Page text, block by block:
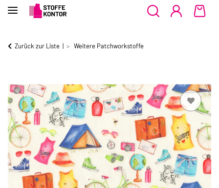
Zurück zur Liste Weitere Patchworkstoffe